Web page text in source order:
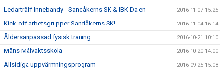
Ledarträff Innebandy - Sandåkerns SK & IBK Dalen 2016-11-07 15:25
Kick-off arbetsgrupper Sandåkerns SK! 2016-11-04 16:14
Åldersanpassad fysisk träning 2016-10-21 10:10
Måns Målvaktsskola 2016-10-20 14:00
Allsidiga uppvärmningsprogram 2016-09-25 15:08